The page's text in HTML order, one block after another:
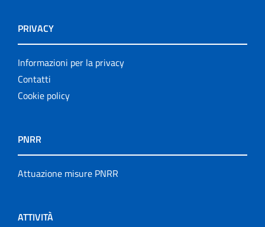
PRIVACY
Informazioni per la privacy
Contatti
Cookie policy
PNRR
Attuazione misure PNRR
ATTIVITÀ